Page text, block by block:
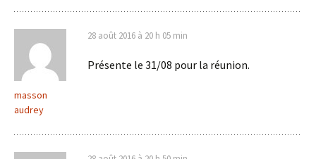
masson
audrey
28 août 2016 à 20 h 05 min
Présente le 31/08 pour la réunion.